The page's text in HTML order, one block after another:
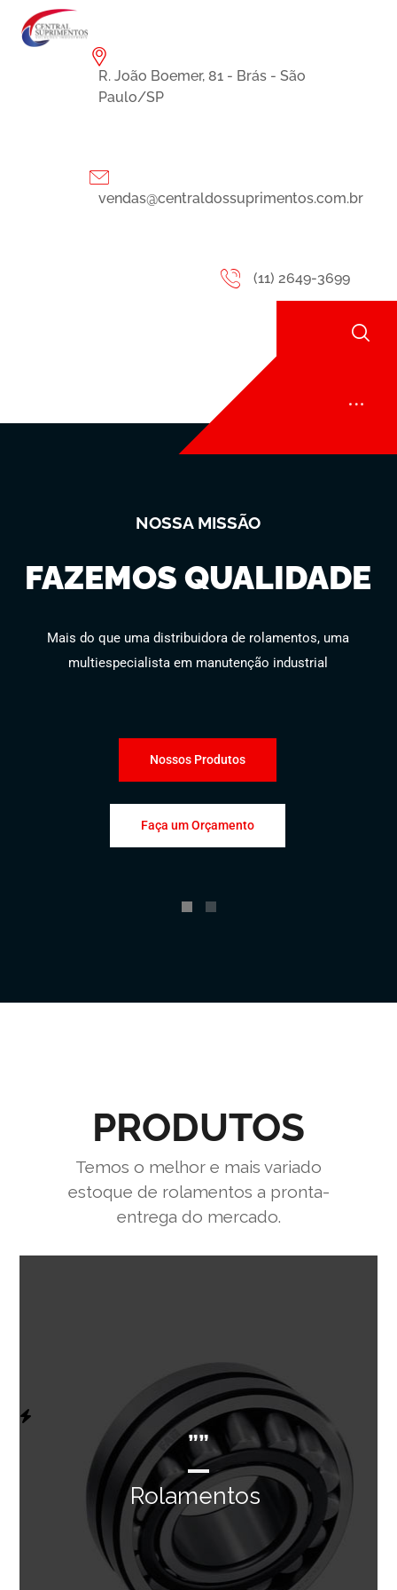
R. João Boemer, 81 - Brás - São
Paulo/SP
vendas@centraldossuprimentos.com.br
(11) 2649-3699
FAZEMOS QUALIDADE
NOSSA MISSÃO
Mais do que uma distribuidora de rolamentos, uma
multiespecialista em manutenção industrial
Nossos Produtos
Faça um Orçamento
PRODUTOS
Temos o melhor e mais variado
estoque de rolamentos a pronta-
entrega do mercado.
””
Rolamentos